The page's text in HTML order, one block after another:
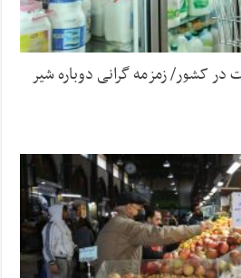
کشور/ زمزمه گرانی دوباره شیر